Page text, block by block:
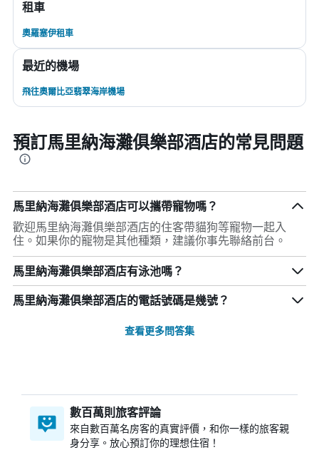
租車
奧羅塞伊租車
最近的機場
飛往奧爾比亞翡翠海岸機場
預訂馬里納海灘俱樂部酒店的常見問題
馬里納海灘俱樂部酒店可以攜帶寵物嗎？
歡迎馬里納海灘俱樂部酒店的住客帶貓狗等寵物一起入
住。如果你的寵物是其他種類，建議你事先聯絡前台。
馬里納海灘俱樂部酒店有泳池嗎？
馬里納海灘俱樂部酒店的電話號碼是幾號？
查看更多問答集
數百萬則旅客評論
來自數百萬名房客的真實評價，和你一樣的旅客親
身分享。放心預訂你的理想住宿！